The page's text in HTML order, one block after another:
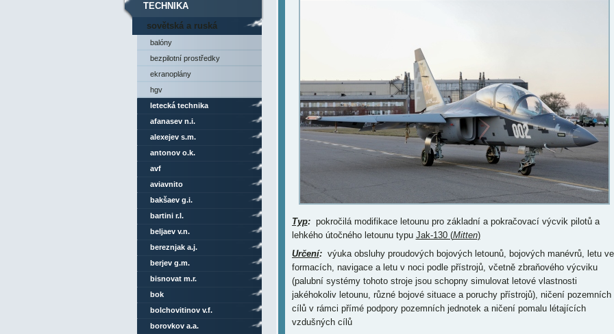
Typ:pokročilá modifikace letounu pro základní a pokračovací výcvik pilotů a
lehkého útočného letounu typu Jak-130 (Mitten)
Určení:výuka obsluhy proudových bojových letounů, bojových manévrů, letu ve
formacích, navigace a letu v noci podle přístrojů, včetně zbraňového výcviku
(palubní systémy tohoto stroje jsou schopny simulovat letové vlastnosti
jakéhokoliv letounu, různé bojové situace a poruchy přístrojů), ničení pozemních
cílů v rámci přímé podpory pozemních jednotek a ničení pomalu létajících
vzdušných cílů
TECHNIKA
sovětská a ruská
technika
balóny
bezpilotní prostředky
ekranoplány
hgv
letecká technika
afanasev n.i.
alexejev s.m.
antonov o.k.
avf
aviavnito
bakšaev g.i.
bartini r.l.
beljaev v.n.
bereznjak a.j.
berjev g.m.
bisnovat m.r.
bok
bolchovitinov v.f.
borovkov a.a.